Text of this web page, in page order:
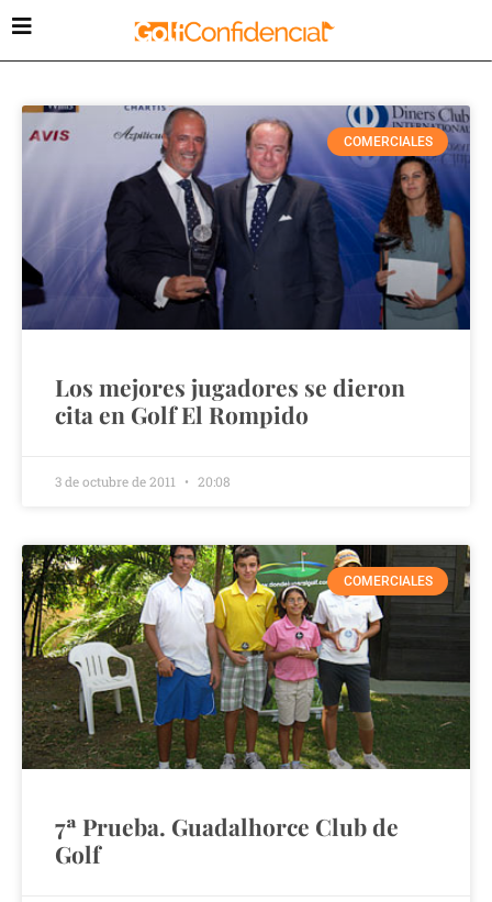
COMERCIALES
Los mejores jugadores se dieron
cita en Golf El Rompido
3 de octubre de 2011 20:08
COMERCIALES
7ª Prueba. Guadalhorce Club de
Golf